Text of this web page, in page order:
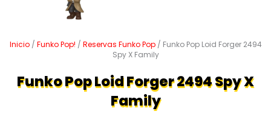
Inicio/ Funko Pop! / Reservas Funko Pop/ Funko Pop Loid Forger 2494
Spy X Family
Funko Pop Loid Forger 2494 Spy X
Family